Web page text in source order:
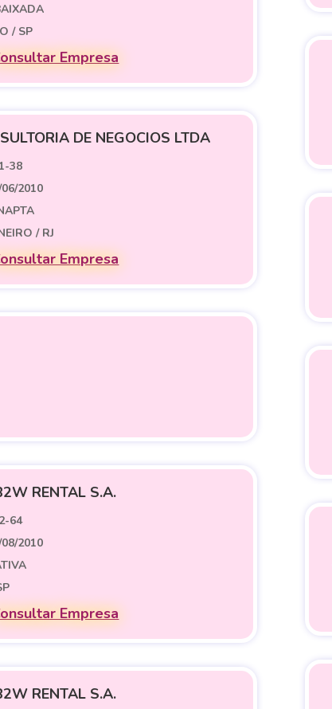
/ SP
Empresa
DE NEGOCIOS LTDA
38
2010
/ RJ
Empresa
RENTAL S.A.
64
2010
Empresa
RENTAL S.A.